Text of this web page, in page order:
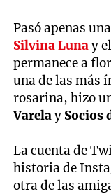
Pasó apenas
Silvina Lunay
permanece a
una de las más
rosarina, hizo
Varelay Socios
La cuenta de
historia de
otra de las